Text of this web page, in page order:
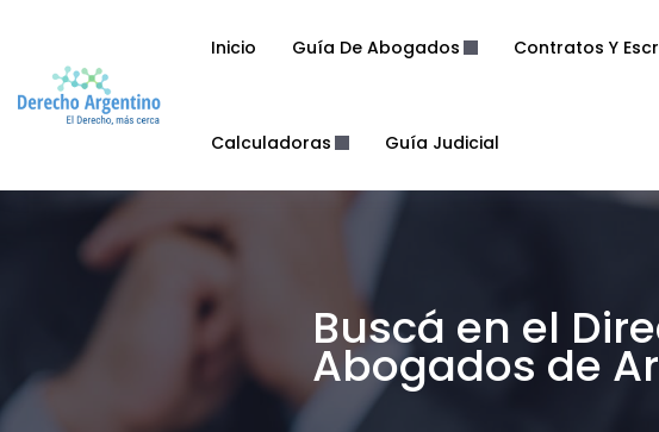
Inicio Guía De Abogados Contratos Y
Calculadoras Guía Judicial
Buscá en el
Abogados de